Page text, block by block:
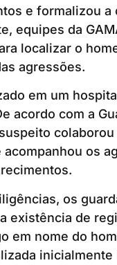
e formalizou a
equipes da
localizar o
agressões.
em um
acordo com a
colaborou
acompanhou os
os
existência de
em nome do
inicialmente